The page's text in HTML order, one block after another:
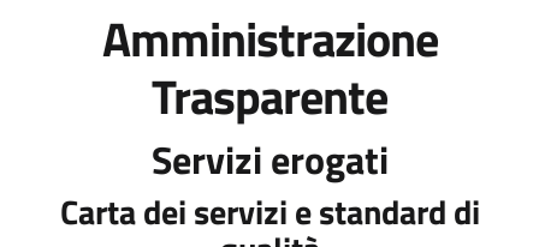
Amministrazione
Trasparente
Servizi erogati
Carta dei servizi e standard di